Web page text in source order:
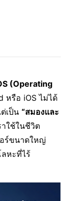
(Operating
หรือ iOS ไม่ได้
เป็น “สมองและ
ใช้ในชีวิต
ร์ขนาดใหญ่
หะที่ไร้